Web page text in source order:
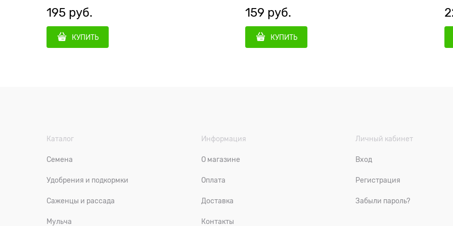
195 руб.
КУПИТЬ
159 руб.
КУПИТЬ
Каталог
Семена
Удобрения и подкормки
Саженцы и рассада
Мульча
Информация
О магазине
Оплата
Доставка
Контакты
Личный кабинет
Вход
Регистрация
Забыли пароль?